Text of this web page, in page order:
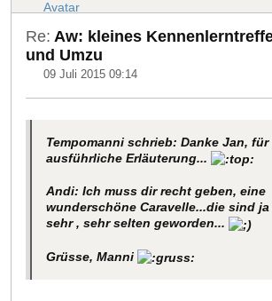
Re: Aw: kleines
und Umzu
09 Juli 2015 09:14
Tempomanni schrieb: Danke Jan, für
ausführliche Erläuterung...
Andi: Ich muss dir recht geben, eine
wunderschöne Caravelle...die sind
sehr , sehr selten geworden...
Grüsse, Manni